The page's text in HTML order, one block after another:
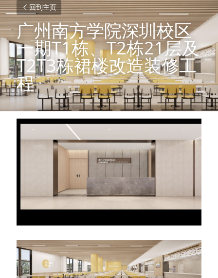
回到主页
广州南方学院深圳校区
一期T1栋、T2栋21层及
T2T3栋裙楼改造装修工
程